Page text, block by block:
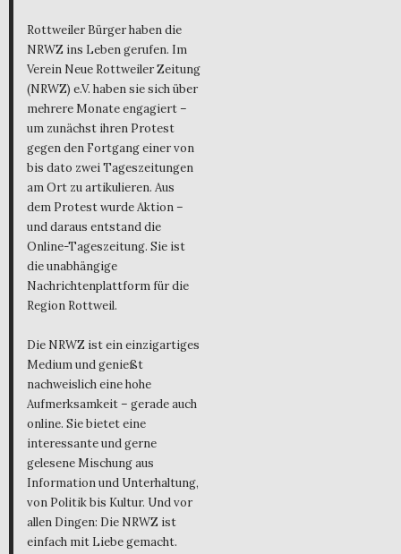
Rottweiler Bürger haben die
NRWZ ins Leben gerufen. Im
Verein Neue Rottweiler Zeitung
(NRWZ) e.V. haben sie sich über
mehrere Monate engagiert –
um zunächst ihren Protest
gegen den Fortgang einer von
bis dato zwei Tageszeitungen
am Ort zu artikulieren. Aus
dem Protest wurde Aktion –
und daraus entstand die
Online-Tageszeitung. Sie ist
die unabhängige
Nachrichtenplattform für die
Region Rottweil.
Die NRWZ ist ein einzigartiges
Medium und genießt
nachweislich eine hohe
Aufmerksamkeit – gerade auch
online. Sie bietet eine
interessante und gerne
gelesene Mischung aus
Information und Unterhaltung,
von Politik bis Kultur. Und vor
allen Dingen: Die NRWZ ist
einfach mit Liebe gemacht.